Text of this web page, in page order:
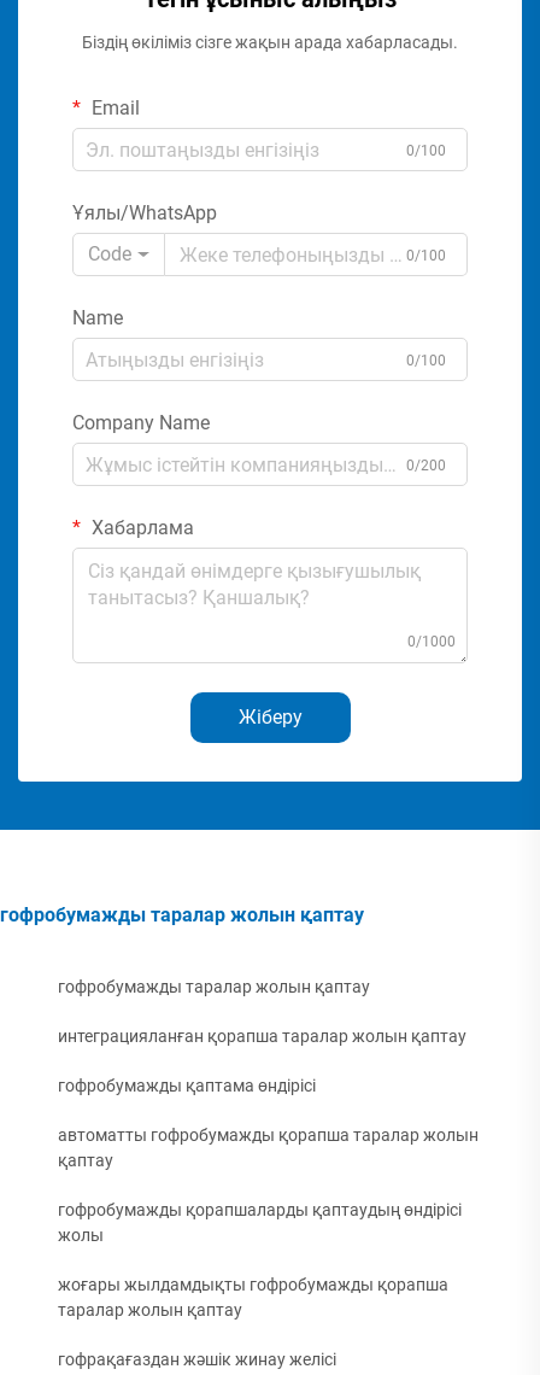
Біздің өкіліміз сізге жақын арада хабарласады.
Email
0/100
Ұялы/WhatsApp
Code
0/100
Name
0/100
Company Name
0/200
Хабарлама
0/1000
Жіберу
гофробумажды таралар жолын қаптау
гофробумажды таралар жолын қаптау
интеграцияланған қорапша таралар жолын қаптау
гофробумажды қаптама өндірісі
автоматты гофробумажды қорапша таралар жолын
қаптау
гофробумажды қорапшаларды қаптаудың өндірісі
жолы
жоғары жылдамдықты гофробумажды қорапша
таралар жолын қаптау
гофрақағаздан жәшік жинау желісі